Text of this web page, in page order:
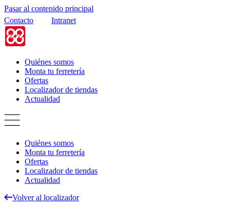
Pasar al contenido principal
Contacto
Intranet
Quiénes somos
Monta tu ferretería
Ofertas
Localizador de tiendas
Actualidad
Quiénes somos
Monta tu ferretería
Ofertas
Localizador de tiendas
Actualidad
Volver al localizador